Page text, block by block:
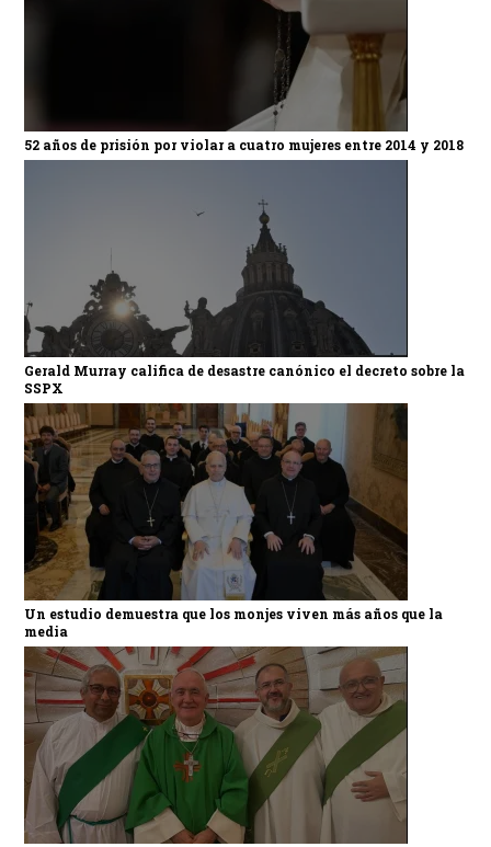
52 años de prisión por violar a cuatro mujeres entre 2014 y 2018
Gerald Murray califica de desastre canónico el decreto sobre la
SSPX
Un estudio demuestra que los monjes viven más años que la
media